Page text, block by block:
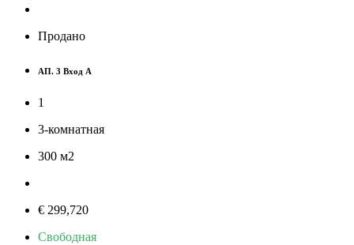
Продано
АП. 3 Вход A
1
3-комнатная
300 м2
€ 299,720
Свободная